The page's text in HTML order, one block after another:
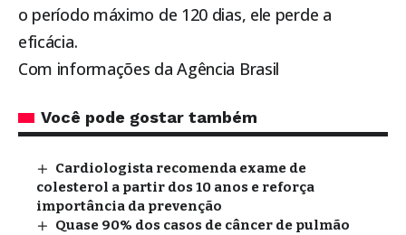
o período máximo de 120 dias, ele perde a
eficácia.
Com informações da Agência Brasil
Você pode gostar também
Cardiologista recomenda exame de
colesterol a partir dos 10 anos e reforça
importância da prevenção
Quase 90% dos casos de câncer de pulmão